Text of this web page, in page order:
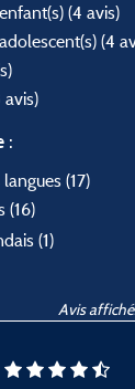
(4 avis)
(4
avis)
:
(17)
(16)
(1)
Avis